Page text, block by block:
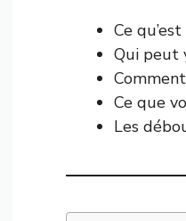
Ce
Qui peut
Ce que
Les